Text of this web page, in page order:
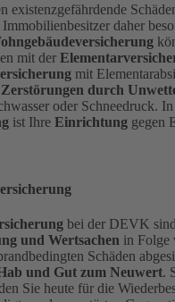
existenzgefährdende
daher
mit der
mit
durch
oder Schneedruck.
ist Ihre Einrichtung gegen
bei der DEVK
und Wertsachen in Folge
Schäden
und Gut zum Neuwert.
Sie heute für die